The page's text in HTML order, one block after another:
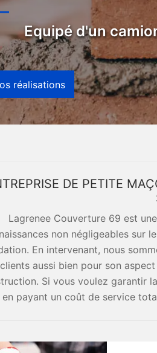
Equipé d'un
réalisations
DE PETITE
Lagrenee Couverture 69 est
non négligeables sur
En intervenant, nous
clients aussi bien pour son
Si vous voulez garantir
en payant un coût de service